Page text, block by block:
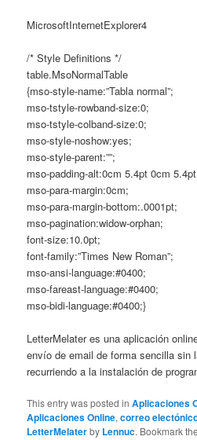
MicrosoftInternetExplorer4
/* Style Definitions */
table.MsoNormalTable
{mso-style-name:”Tabla normal”;
mso-tstyle-rowband-size:0;
mso-tstyle-colband-size:0;
mso-style-noshow:yes;
mso-style-parent:””;
mso-padding-alt:0cm 5.4pt 0cm
mso-para-margin:0cm;
mso-para-margin-bottom:.0001pt;
mso-pagination:widow-orphan;
font-size:10.0pt;
font-family:”Times New Roman”;
mso-ansi-language:#0400;
mso-fareast-language:#0400;
mso-bidi-language:#0400;}
LetterMelater es una aplicación
envío de email de forma sencilla sin
recurriendo a la instalación de
This entry was posted inAplicaciones
Aplicaciones Online,correo
LetterMelaterby Lennuc. Bookmark